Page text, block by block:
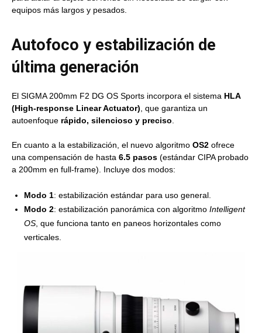
equipos más largos y pesados.
Autofoco y estabilización de
última generación
El SIGMA 200mm F2 DG OS Sports incorpora el sistema HLA
(High-response Linear Actuator) , que garantiza un
autoenfoque rápido, silencioso y preciso
En cuanto a la estabilización, el nuevo algoritmo OS2 ofrece
una compensación de hasta 6.5 pasos (estándar CIPA probado
a 200mm en full-frame). Incluye dos modos:
Modo 1: estabilización estándar para uso general.
Modo 2: estabilización panorámica con algoritmo Intelligent
OS , que funciona tanto en paneos horizontales como
verticales.